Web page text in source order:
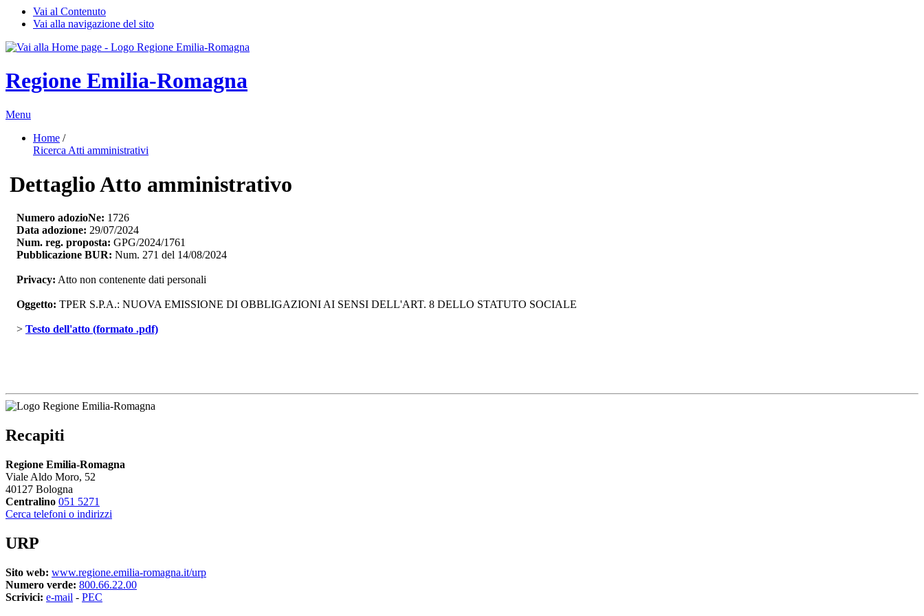
Vai al Contenuto
Vai alla navigazione del sito
Regione Emilia-Romagna
Menu
Home /
Ricerca Atti amministrativi
Dettaglio Atto amministrativo
Numero adozioNe: 1726
Data adozione: 29/07/2024
Num. reg. proposta: GPG/2024/1761
Pubblicazione BUR: Num. 271 del 14/08/2024
Privacy: Atto non contenente dati personali
Oggetto: TPER S.P.A.: NUOVA EMISSIONE DI OBBLIGAZIONI AI SENSI DELL'ART. 8 DELLO STATUTO SOCIALE
> Testo dell'atto (formato .pdf)
Recapiti
Regione Emilia-Romagna
Viale Aldo Moro, 52
40127 Bologna
Centralino 051 5271
Cerca telefoni o indirizzi
URP
Sito web: www.regione.emilia-romagna.it/urp
Numero verde: 800.66.22.00
Scrivici: e-mail - PEC